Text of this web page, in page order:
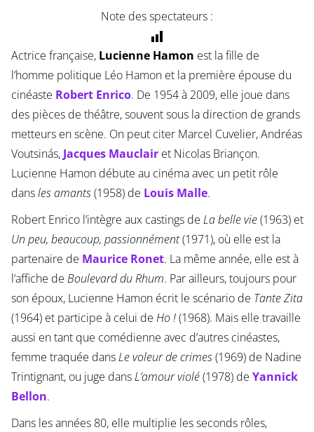
Note des spectateurs :
Actrice française, Lucienne Hamon est la fille de
l’homme politique Léo Hamon et la première épouse du
cinéaste Robert Enrico. De 1954 à 2009, elle joue dans
des pièces de théâtre, souvent sous la direction de grands
metteurs en scène. On peut citer Marcel Cuvelier, Andréas
Voutsinás, Jacques Mauclairet Nicolas Briançon.
Lucienne Hamon débute au cinéma avec un petit rôle
dansles amants(1958) de Louis Malle.
Robert Enrico l’intègre aux castings de La belle vie(1963) et
Un peu, beaucoup, passionnément(1971), où elle est la
partenaire de Maurice Ronet. La même année, elle est à
l’affiche de Boulevard du Rhum. Par ailleurs, toujours pour
son époux, Lucienne Hamon écrit le scénario de Tante Zita
(1964) et participe à celui de Ho !(1968). Mais elle travaille
aussi en tant que comédienne avec d’autres cinéastes,
femme traquée dansLe voleur de crimes(1969) de Nadine
Trintignant, ou juge dansL’amour violé(1978) de Yannick
Bellon.
Dans les années 80, elle multiplie les seconds rôles,